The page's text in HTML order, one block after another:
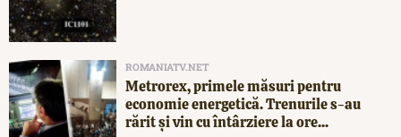
ROMANIATV.NET
Metrorex, primele măsuri pentru
economie energetică. Trenurile s-au
rărit și vin cu întârziere la ore...